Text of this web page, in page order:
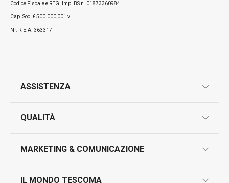
Codice Fiscale e REG. Imp. BS n. 01873360984
Cap. Soc. € 500.000,00 i.v.
Nr. R.E.A. 363317
ASSISTENZA
contatti
QUALITÀ
MARKETING & COMUNICAZIONE
IL MONDO TESCOMA